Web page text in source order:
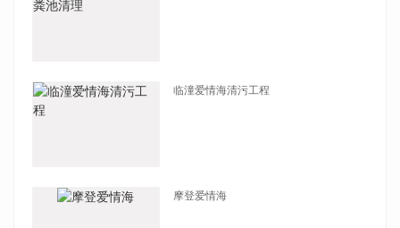
临潼爱情海清污工程
摩登爱情海